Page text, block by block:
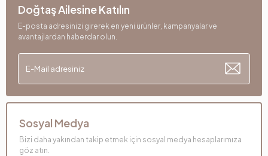
Doğtaş Ailesine Katılın
E-posta adresinizi girerek en yeni ürünler, kampanyalar ve
avantajlardan haberdar olun.
Sosyal Medya
Bizi daha yakından takip etmek için sosyal medya hesaplarımıza
göz atın.